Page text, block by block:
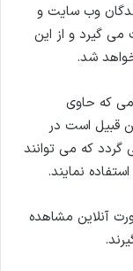
وب سایت و
گیرد و از این
خواهد شد.
که حاوی
قبیل است در
که می توانند
نمایند.
آنلاین مشاهده